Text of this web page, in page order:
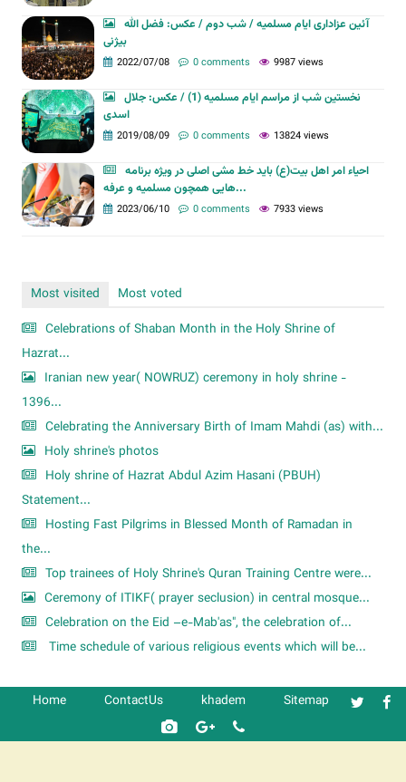
آئین عزاداری ایام مسلمیه / شب دوم / عکس: فضل الله
بیژنی
2022/07/08 0 comments 9987 views
نخستین شب از مراسم ایام مسلمیه (1) / عکس: جلال
اسدی
2019/08/09 0 comments 13824 views
احیاء امر اهل بیت(ع) باید خط مشی اصلی در ویژه برنامه
هایی همچون مسلمیه و عرفه...
2023/06/10 0 comments 7933 views
Most visited
Most voted
Celebrations of Shaban Month in the Holy Shrine of
Hazrat...
Iranian new year( NOWRUZ) ceremony in holy shrine -
1396...
Celebrating the Anniversary Birth of Imam Mahdi (as) with...
Holy shrine's photos
Holy shrine of Hazrat Abdul Azim Hasani (PBUH)
Statement...
Hosting Fast Pilgrims in Blessed Month of Ramadan in
the...
Top trainees of Holy Shrine's Quran Training Centre were...
Ceremony of ITIKF( prayer seclusion) in central mosque...
Celebration on the Eid –e-Mab'as", the celebration of...
Time schedule of various religious events which will be...
Home ContactUs khadem Sitemap